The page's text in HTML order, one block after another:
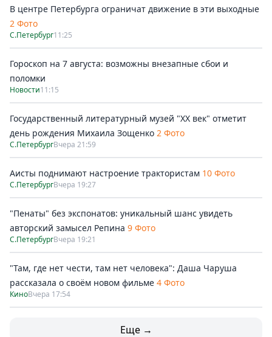
В центре Петербурга ограничат движение в эти выходные
2 Фото
С.Петербург11:25
Гороскоп на 7 августа: возможны внезапные сбои и
поломки
Новости11:15
Государственный литературный музей "ХХ век" отметит
день рождения Михаила Зощенко 2 Фото
С.ПетербургВчера 21:59
Аисты поднимают настроение трактористам 10 Фото
С.ПетербургВчера 19:27
"Пенаты" без экспонатов: уникальный шанс увидеть
авторский замысел Репина 9 Фото
С.ПетербургВчера 19:21
"Там, где нет чести, там нет человека": Даша Чаруша
рассказала о своём новом фильме 4 Фото
КиноВчера 17:54
Еще →